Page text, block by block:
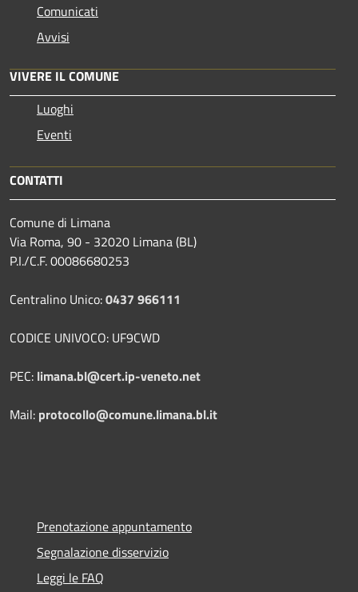
Comunicati
Avvisi
VIVERE IL COMUNE
Luoghi
Eventi
CONTATTI
Comune di Limana
Via Roma, 90 - 32020 Limana (BL)
P.I./C.F. 00086680253
Centralino Unico:0437 966111
CODICE UNIVOCO: UF9CWD
PEC: limana.bl@cert.ip-veneto.net
Mail: protocollo@comune.limana.bl.it
Prenotazione appuntamento
Segnalazione disservizio
Leggi le FAQ